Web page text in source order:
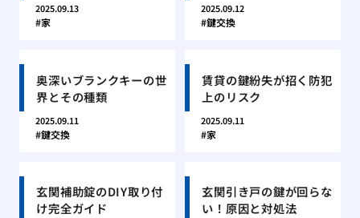
2025.09.13
家
2025.09.12
鍵交換
奥深いブランクキーの世
界とその種類
2025.09.11
鍵交換
賃貸の鍵紛失が招く防犯
上のリスク
2025.09.11
家
玄関補助錠のDIY取り付
け完全ガイド
玄関引き戸の鍵が回らな
い！原因と対処法